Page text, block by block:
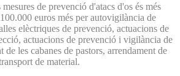
de prevenció d'atacs d'os és més
euros més per autovigilància de
elèctriques de prevenció, actuacions de
actuacions de prevenció i vigilància de
de les cabanes de pastors, arrendament de
de material.